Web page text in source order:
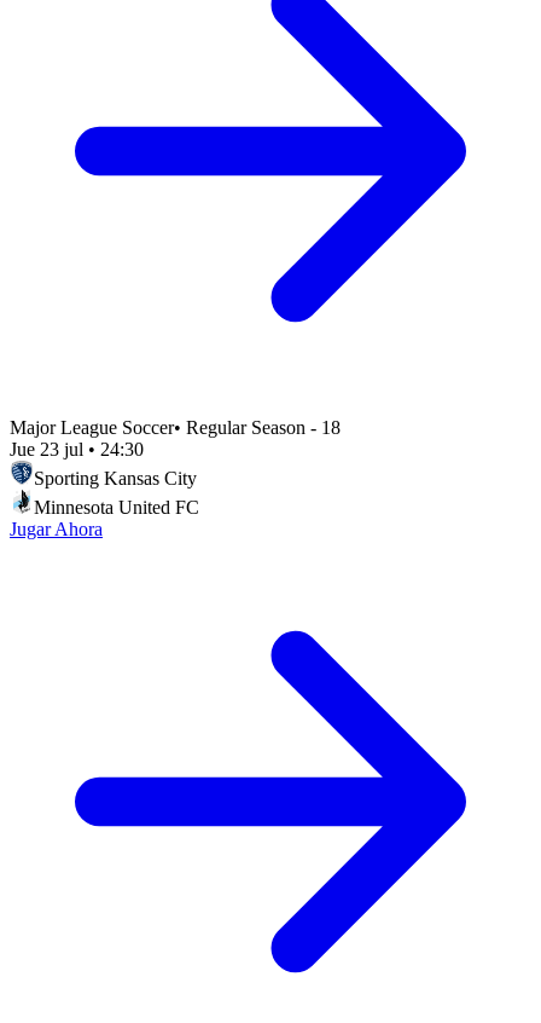
Major League Soccer• Regular Season - 18
Jue 23 jul • 24:30
Sporting Kansas City
Minnesota United FC
Jugar Ahora